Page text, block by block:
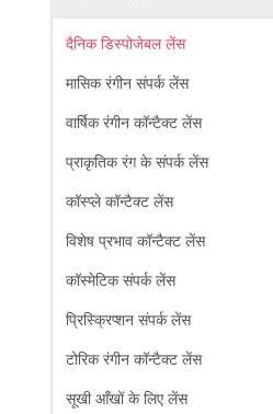
दैनिक डिस्पोजेबल लेंस
मासिक रंगीन संपर्क लेंस
वार्षिक रंगीन कॉन्टैक्ट लेंस
प्राकृतिक रंग के संपर्क लेंस
कॉस्प्ले कॉन्टैक्ट लेंस
विशेष प्रभाव कॉन्टैक्ट लेंस
कॉस्मेटिक संपर्क लेंस
प्रिस्क्रिप्शन संपर्क लेंस
टोरिक रंगीन कॉन्टैक्ट लेंस
सूखी आँखों के लिए लेंस